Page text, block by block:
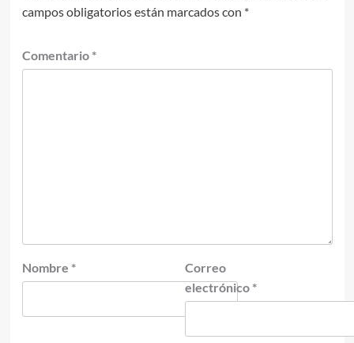
campos obligatorios están marcados con *
Comentario *
Nombre *
Correo
electrónico *